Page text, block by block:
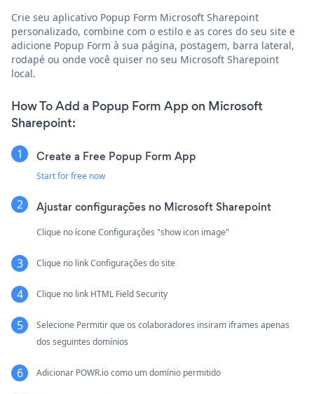
Crie seu aplicativo Popup Form Microsoft Sharepoint
personalizado, combine com o estilo e as cores do seu site e
adicione Popup Form à sua página, postagem, barra lateral,
rodapé ou onde você quiser no seu Microsoft Sharepoint
local.
How To Add a Popup Form App on Microsoft
Sharepoint:
Create a Free Popup Form App
Start for free now
Ajustar configurações no Microsoft Sharepoint
Clique no ícone Configurações "show icon image"
Clique no link Configurações do site
Clique no link HTML Field Security
Selecione Permitir que os colaboradores insiram iframes apenas
dos seguintes domínios
Adicionar POWR.io como um domínio permitido